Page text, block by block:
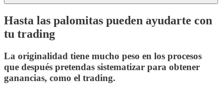
Hasta las palomitas pueden ayudarte con
tu trading
La originalidad tiene mucho peso en los procesos
que después pretendas sistematizar para obtener
ganancias, como el trading.